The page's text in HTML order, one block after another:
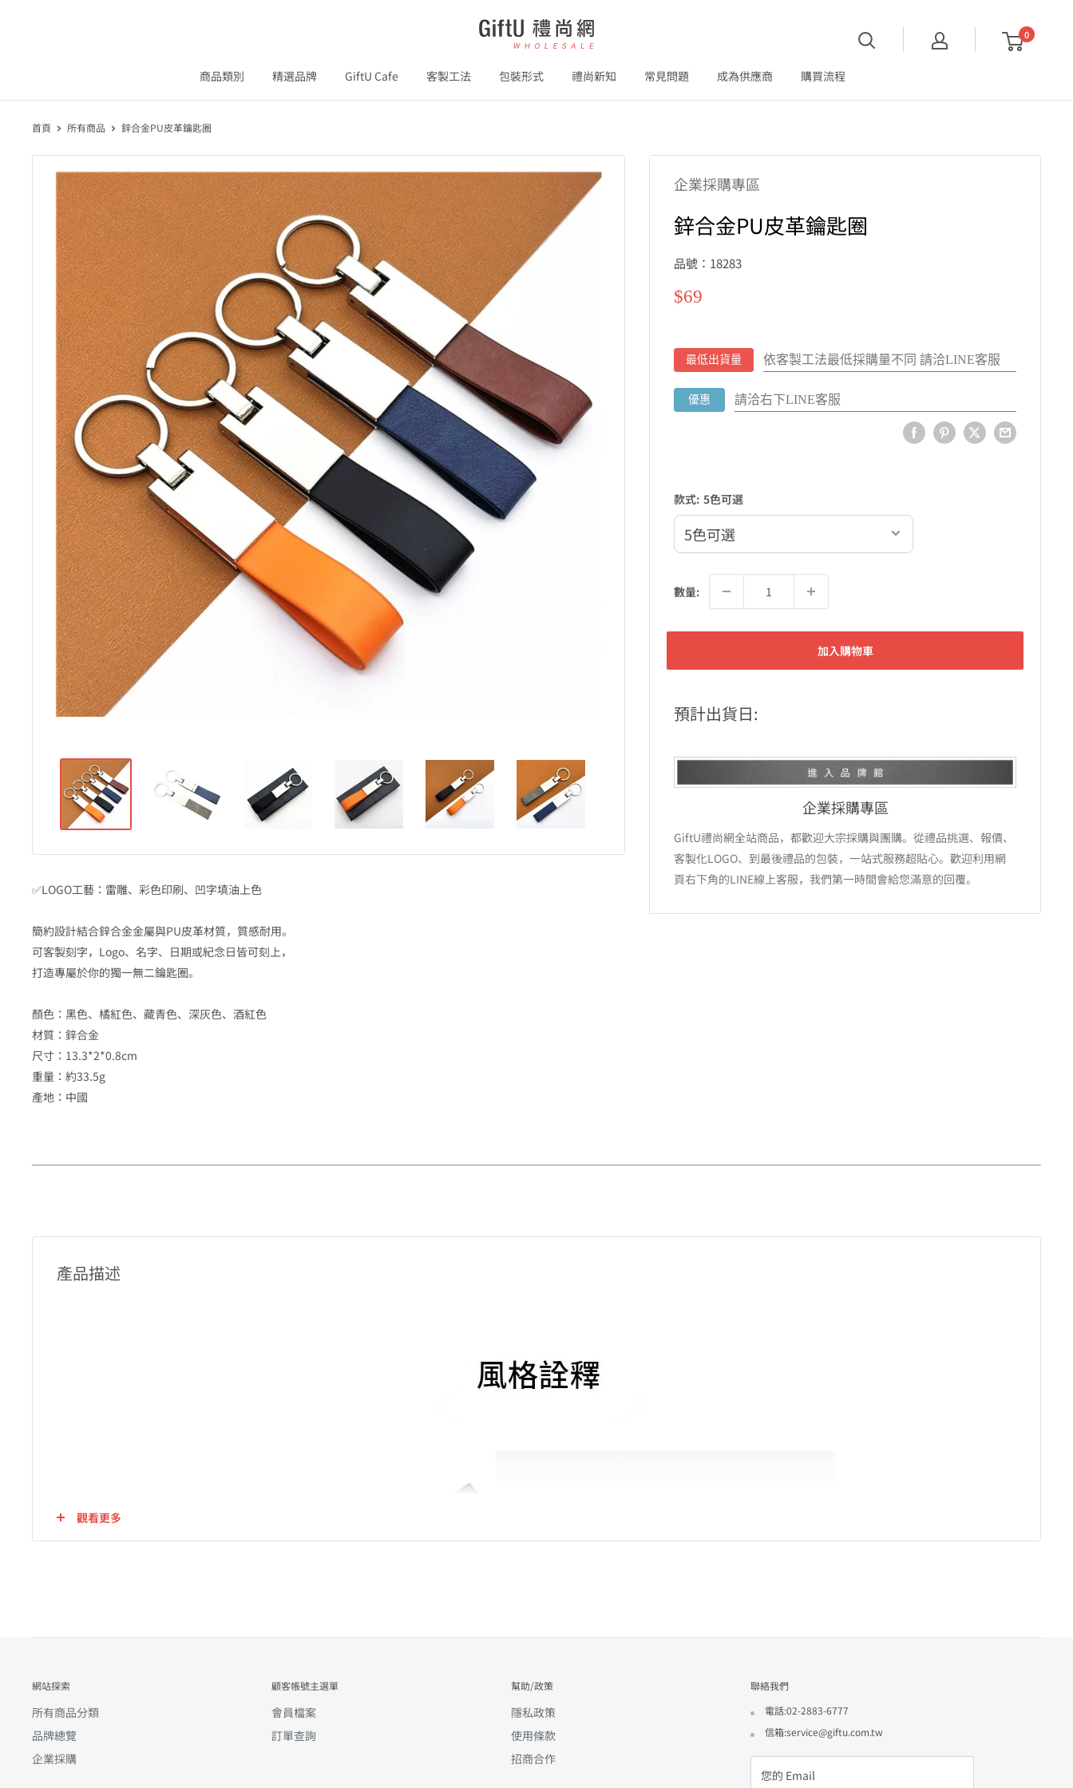
GiftU
0
商品類別 精選品牌 GiftU Cafe 客製工法 包裝形式 禮尚新知 常見問題 成為供應商 購買流程
首頁 所有商品 鋅合金PU皮革鑰匙圈
企業採購專區
鋅合金PU皮革鑰匙圈
品號：18283
特
$69
最低出貨量 依客製工法最低採購量不同 請洽LINE客服
優惠 請洽右下LINE客服
款式: 5色可選
數量:
加入購物車
預計出貨日:
企業採購專區
GiftU禮尚網全站商品，都歡迎大宗採購與團購。從禮品挑選、報價、
客製化LOGO、到最後禮品的包裝，一站式服務超貼心。歡迎利用網
頁右下角的LINE線上客服，我們第一時間會給您滿意的回覆。
✅LOGO工藝：雷雕、彩色印刷、凹字填油上色
簡約設計結合鋅合金金屬與PU皮革材質，質感耐用。
可客製刻字，Logo、名字、日期或紀念日皆可刻上，
打造專屬於你的獨一無二鑰匙圈。
顏色：黑色、橘紅色、藏青色、深灰色、酒紅色
材質：鋅合金
尺寸：13.3*2*0.8cm
重量：約33.5g
產地：中國
產品描述
觀看更多
網站探索
所有商品分類
品牌總覽
企業採購
顧客帳號主選單
會員檔案
訂單查詢
幫助/政策
隱私政策
使用條款
招商合作
聯絡我們
電話:02-2883-6777
信箱:service@giftu.com.tw
您的 Email